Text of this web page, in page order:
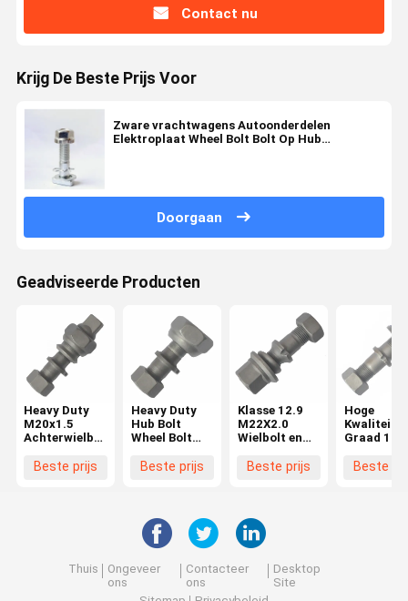
Contact nu
Krijg De Beste Prijs Voor
Zware vrachtwagens Autoonderdelen
Elektroplaat Wheel Bolt Bolt Op Hub
Doorgaan
Geadviseerde Producten
Heavy Duty
M20x1.5
Achterwielbout
FF/MA
Beste prijs
Heavy Duty
Hub Bolt
Wheel Bolt
FF/MA
Beste prijs
Klasse 12.9
M22X2.0
Wielbolt en
Truck
Beste prijs
Hoge
Kwaliteit
Graad 10.9
Wielbout
Beste
Thuis
Ongeveer
ons
Contacteer
ons
Desktop
Site